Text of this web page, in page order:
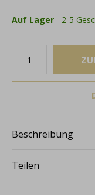
Auf Lager - 2-5
Beschreibung
Teilen